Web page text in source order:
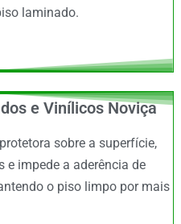
laminado.
e Vinílicos Noviça
sobre a superfície,
e impede a aderência de
o piso limpo por mais